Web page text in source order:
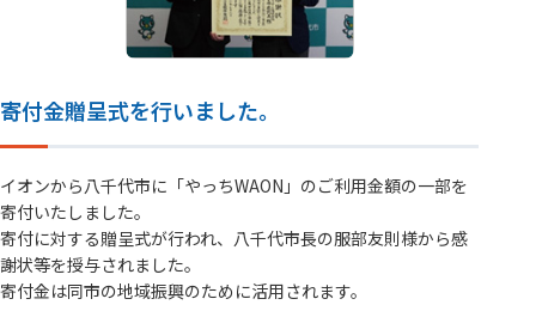
寄付金贈呈式を行いました。
イオンから八千代市に「やっちWAON」のご利用金額の一部を
寄付いたしました。
寄付に対する贈呈式が行われ、八千代市長の服部友則様から感
謝状等を授与されました。
寄付金は同市の地域振興のために活用されます。